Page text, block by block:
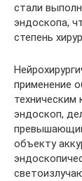
стали
эндоскопа,
степень
применение
эндоскоп,
объекту